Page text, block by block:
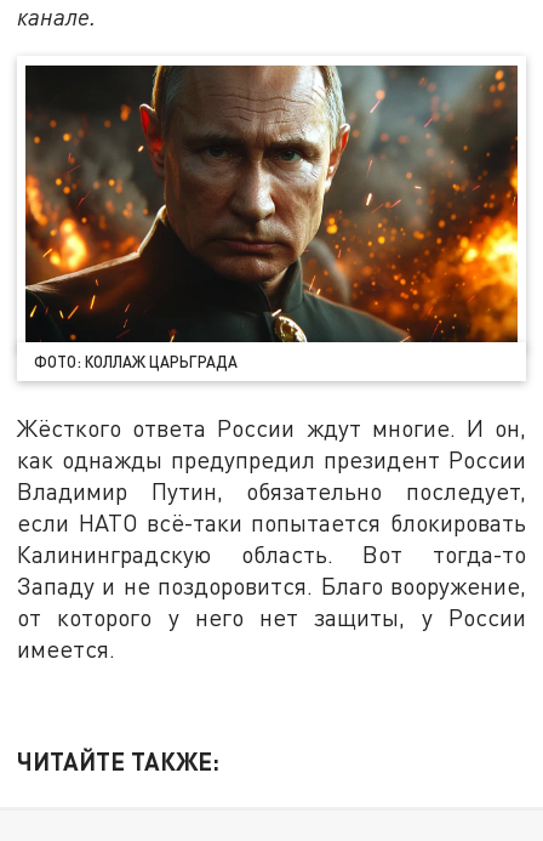
канале.
ФОТО: КОЛЛАЖ ЦАРЬГРАДА
Жёсткого ответа России ждут многие. И он,
как однажды предупредил президент России
Владимир Путин, обязательно последует,
если НАТО всё-таки попытается блокировать
Калининградскую область. Вот тогда-то
Западу и не поздоровится. Благо вооружение,
от которого у него нет защиты, у России
имеется.
ЧИТАЙТЕ ТАКЖЕ: